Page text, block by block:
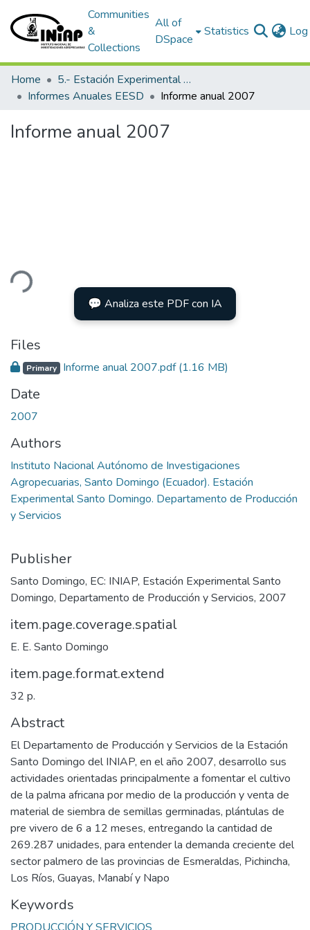
Communities
&
Collections
All of
DSpace
Statistics
Home
5.- Estación Experimental Santo Domingo
Informes Anuales EESD
Informe anual 2007
Informe anual 2007
💬 Analiza este PDF con IA
Files
Primary Informe anual 2007.pdf(1.16 MB)
Date
2007
Authors
Instituto Nacional Autónomo de Investigaciones
Agropecuarias, Santo Domingo (Ecuador). Estación
Experimental Santo Domingo. Departamento de Producción
y Servicios
Publisher
Santo Domingo, EC: INIAP, Estación Experimental Santo
Domingo, Departamento de Producción y Servicios, 2007
item.page.coverage.spatial
E. E. Santo Domingo
item.page.format.extend
32 p.
Abstract
El Departamento de Producción y Servicios de la Estación
Santo Domingo del INIAP, en el año 2007, desarrollo sus
actividades orientadas principalmente a fomentar el cultivo
de la palma africana por medio de la producción y venta de
material de siembra de semillas germinadas, plántulas de
pre vivero de 6 a 12 meses, entregando la cantidad de
269.287 unidades, para entender la demanda creciente del
sector palmero de las provincias de Esmeraldas, Pichincha,
Los Ríos, Guayas, Manabí y Napo
Keywords